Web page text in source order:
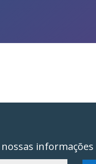
informações